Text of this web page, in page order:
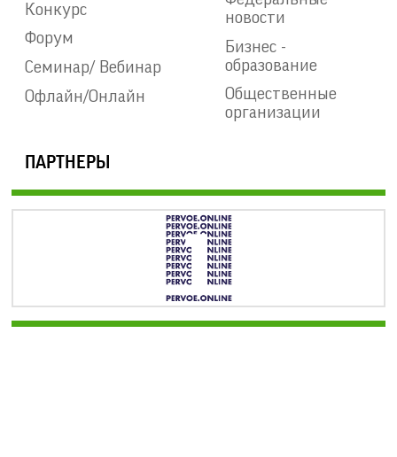
Конкурс
Форум
Семинар/ Вебинар
Офлайн/Онлайн
новости
Бизнес -
образование
Общественные
организации
ПАРТНЕРЫ